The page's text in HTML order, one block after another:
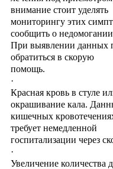
внимание стоит уделять
мониторингу этих
сообщить о
При выявлении данных
обратиться в скорую
помощь.
·
Красная кровь в стуле
окрашивание кала.
кишечных
требует немедленной
госпитализации через
·
Увеличение количества